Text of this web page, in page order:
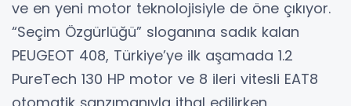
ve en yeni motor teknolojisiyle de öne çıkıyor.
“Seçim Özgürlüğü” sloganına sadık kalan
PEUGEOT 408, Türkiye’ye ilk aşamada 1.2
PureTech 130 HP motor ve 8 ileri vitesli EAT8